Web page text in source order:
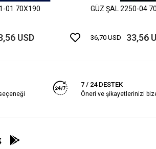
01 70X190
USD
GÜZ ŞAL 2250-04
36,70 USD 33,56
7 / 24 DESTEK
Öneri ve şikayetlerinizi